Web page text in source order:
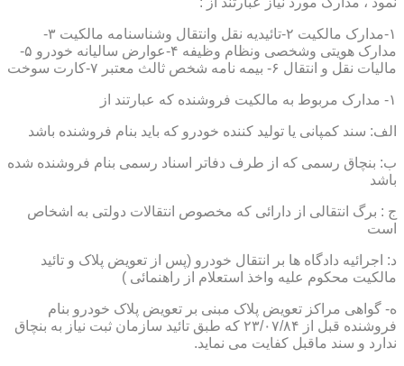
۱-مدارک مالکیت ۲-تائیدیه نقل وانتقال وشناسنامه مالکیت ۳-
مدارک هویتی وشخصی ونظام وظیفه ۴-عوارض سالیانه خودرو ۵-
مالیات نقل و انتقال ۶- بیمه نامه شخص ثالث معتبر ۷-کارت سوخت
۱- مدارک مربوط به مالکیت فروشنده که عبارتند از
الف: سند کمپانی یا تولید کننده خودرو که باید بنام فروشنده باشد
ب: بنچاق رسمی که از طرف دفاتر اسناد رسمی بنام فروشنده شده
باشد
ج : برگ انتقالی از دارائی که مخصوص انتقالات دولتی به اشخاص
است
د: اجرائیه دادگاه ها بر انتقال خودرو (پس از تعویض پلاک و تائید
مالکیت محکوم علیه واخذ استعلام از راهنمائی )
ه- گواهی مراکز تعویض پلاک مبنی بر تعویض پلاک خودرو بنام
فروشنده قبل از ۲۳/۰۷/۸۴ که طبق تائید سازمان ثبت نیاز به بنچاق
ندارد و سند ماقبل کفایت می نماید.